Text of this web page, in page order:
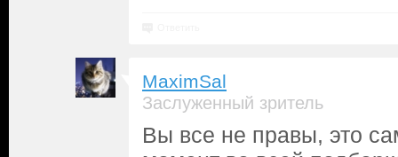
MaximSal
Заслуженный зритель
Вы все не правы, это